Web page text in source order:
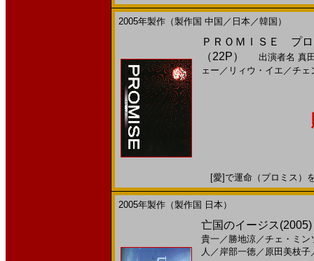
2005年製作（製作国 中国／日本／韓国）
ＰＲＯＭＩＳＥ プ
（22P）
出演者名 真
ェー ／ リィウ・イエ ／チェ
[愛]で運命（プロミス）
2005年製作（製作国 日本）
亡国のイージス
貴一 ／ 勝地涼／チェ・ミン
人 ／ 岸部一徳／ 原田美枝子